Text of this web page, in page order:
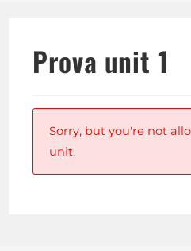
Prova unit 1
Sorry, but you're not
unit.